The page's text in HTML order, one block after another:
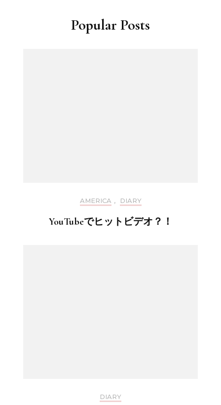
Popular Posts
AMERICA , DIARY
YouTubeでヒットビデオ？！
DIARY